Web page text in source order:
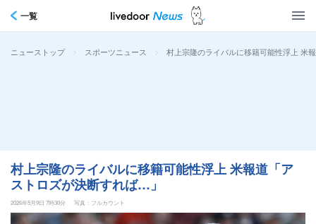
一覧
ニューストップ > スポーツニュース > 村上宗隆のライバルに移籍可能性浮上 米
村上宗隆のライバルに移籍可能性浮上 米報道「ア
ストロズが決断すれば…」
2026年5月9日 7時30分 写真：フルカウント